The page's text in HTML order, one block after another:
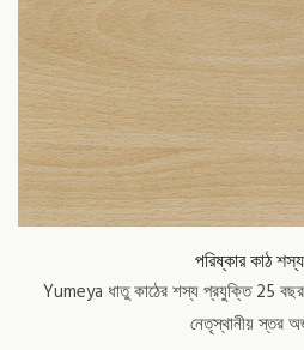
পরিষ্কার কাঠ
Yumeya ধাতু কাঠের শস্য প্রযুক্তি 25 বছর
নেতৃস্থানীয় স্তর